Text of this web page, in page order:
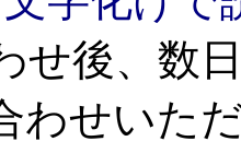
せ後、数
わせいた